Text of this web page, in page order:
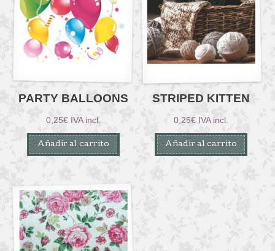
PARTY BALLOONS
0,25€ IVA incl.
Añadir al carrito
STRIPED KITTEN
0,25€ IVA incl.
Añadir al carrito